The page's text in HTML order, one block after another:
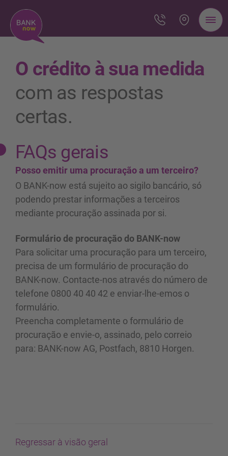
O crédito à sua medida
com as respostas
certas.
FAQs gerais
Posso emitir uma procuração a um terceiro?
O BANK-now está sujeito ao sigilo bancário, só
podendo prestar informações a terceiros
mediante procuração assinada por si.
Formulário de procuração do BANK-now
Para solicitar uma procuração para um terceiro,
precisa de um formulário de procuração do
BANK-now. Contacte-nos através do número de
telefone 0800 40 40 42 e enviar-lhe-emos o
formulário.
Preencha completamente o formulário de
procuração e envie-o, assinado, pelo correio
para: BANK-now AG, Postfach, 8810 Horgen.
Regressar à visão geral